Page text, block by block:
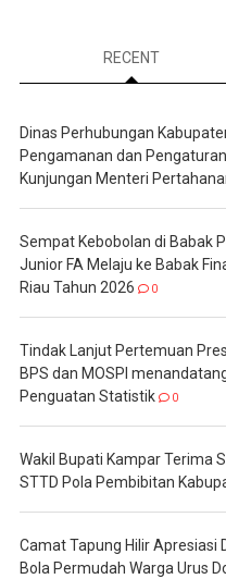
RECENT
Dinas Perhubungan
Pengamanan dan
Kunjungan Menteri
Sempat Kebobolan di Babak
Junior FA Melaju ke Babak
Riau Tahun 2026
0
Tindak Lanjut Pertemuan
BPS dan MOSPI
Penguatan Statistik
0
Wakil Bupati Kampar Terima
STTD Pola Pembibitan
Camat Tapung Hilir Apresiasi
Bola Permudah Warga Urus